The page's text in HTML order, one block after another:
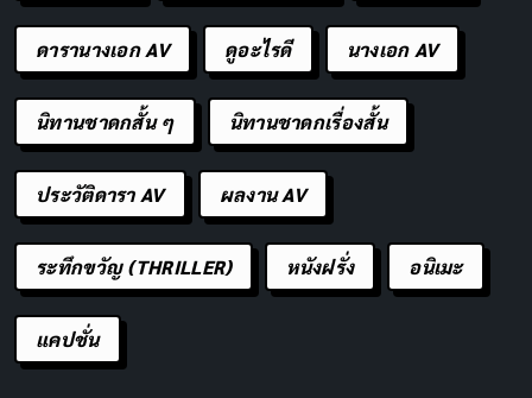
ประเภทของ API
API สามารถแบ่งออกเป็นหลายประเภท โดยแบ่งตามเกณฑ์
การอนุญาตการเข้าถึงดังนี้
Public API: เปิดให้บุคคลทั่วไปหรือองค์กรใดก็ได้เข้า
มาใช้งาน โดยอาจมีเงื่อนไขว่าต้องผ่านการลงทะเบียน
หรือจ่ายค่าบริการ เช่น Google Maps API ที่เปิดให้ใคร
ก็ได้สร้างโครงการเกี่ยวกับแผนที่ได้
Partner API
ดารานางเอก AV ดูอะไรดี นางเอก AV
นิทานชาดกสั้น ๆ นิทานชาดกเรื่องสั้น
ประวัติดารา AV ผลงาน AV
ระทึกขวัญ (THRILLER) หนังฝรั่ง อนิเมะ
แคปชั่น